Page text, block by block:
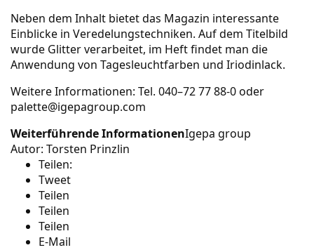
Neben dem Inhalt bietet das Magazin interessante
Einblicke in Veredelungstechniken. Auf dem Titelbild
wurde Glitter verarbeitet, im Heft findet man die
Anwendung von Tagesleuchtfarben und Iriodinlack.
Weitere Informationen: Tel. 040–72 77 88-0 oder
palette@igepagroup.com
Weiterführende InformationenIgepa group
Autor: Torsten Prinzlin
Teilen:
Tweet
Teilen
Teilen
Teilen
E-Mail